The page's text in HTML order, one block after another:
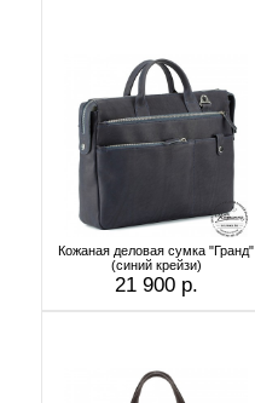
Кожаная деловая сумка "Гранд"
(синий крейзи)
21 900 р.